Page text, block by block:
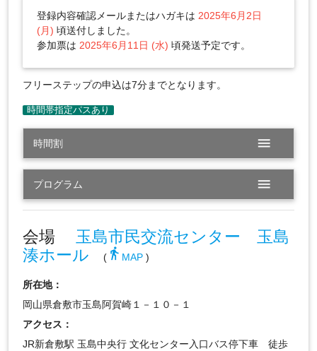
登録内容確認メールまたはハガキは 2025年6月2日
(月) 頃送付しました。
参加票は 2025年6月11日 (水) 頃発送予定です。
フリーステップの申込は7分までとなります。
時間割 menu
プログラム menu
会場 玉島市民交流センター 玉島
湊ホール
(directions_walk MAP)
所在地：
岡山県倉敷市玉島阿賀崎１－１０－１
アクセス：
JR新倉敷駅 玉島中央行 文化センター入口バス停下車 徒歩